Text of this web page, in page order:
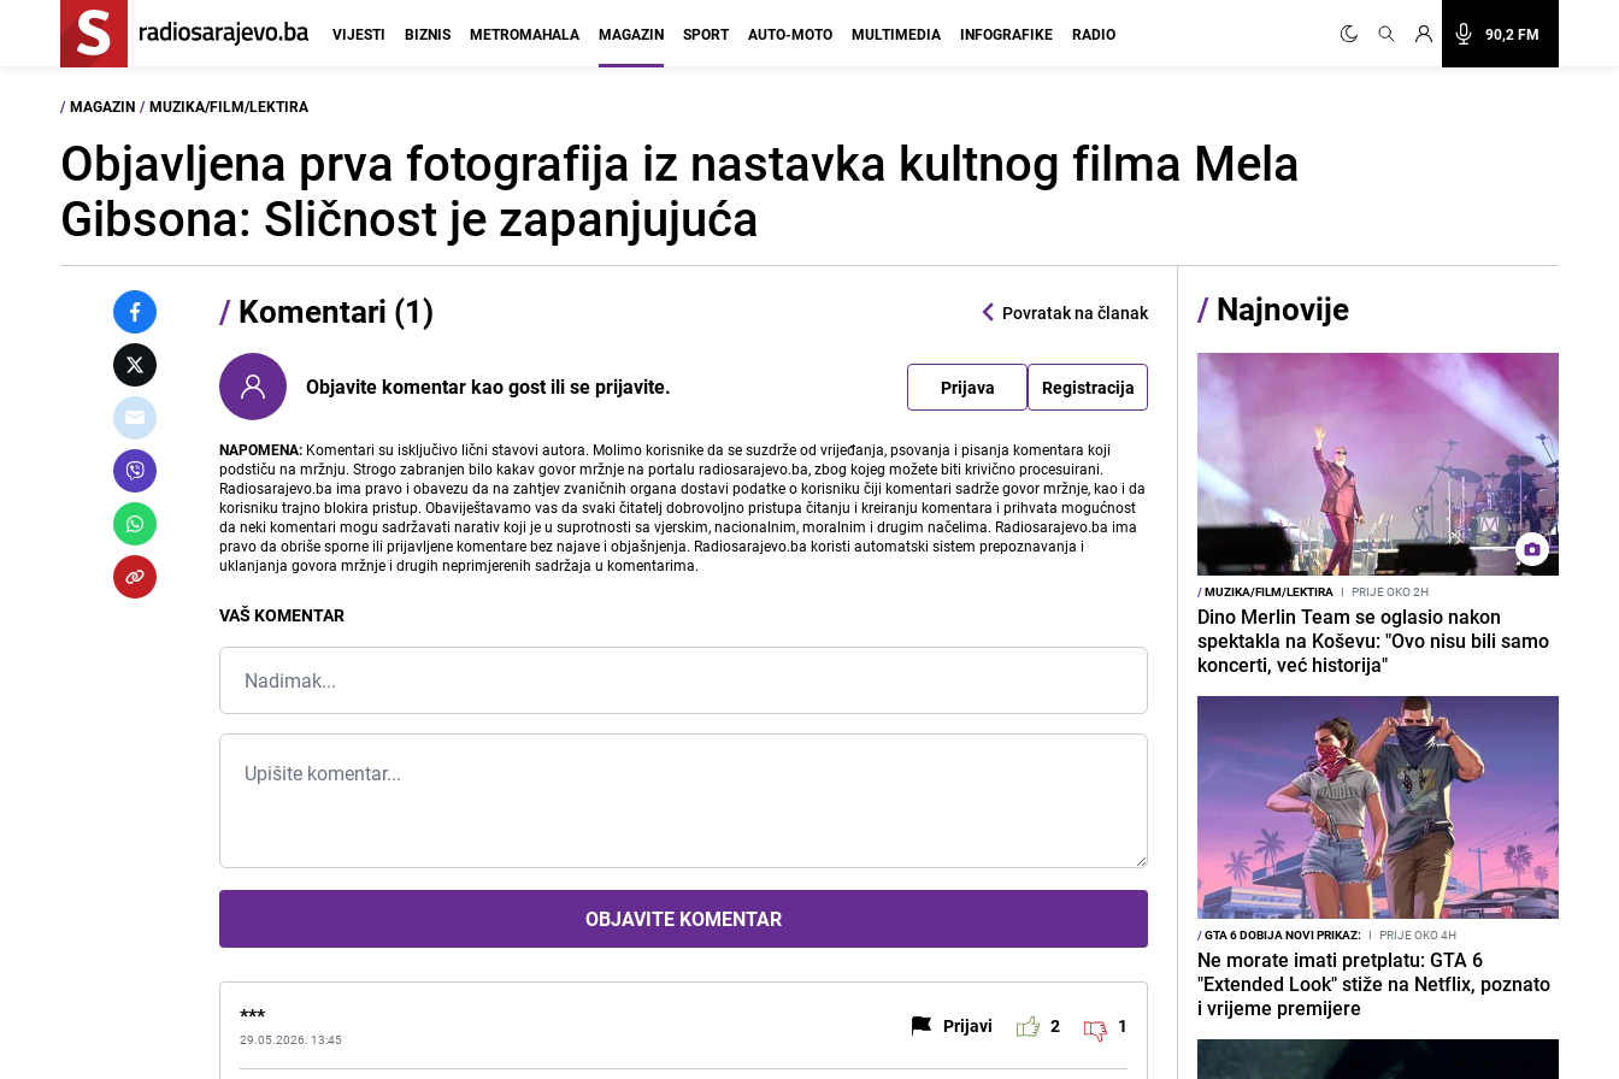
90,2 FM
VIJESTI BIZNIS METROMAHALA MAGAZIN SPORT AUTO-MOTO MULTIMEDIA INFOGRAFIKE RADIO
/ MAGAZIN / MUZIKA/FILM/LEKTIRA
Objavljena prva fotografija iz nastavka kultnog filma Mela
Gibsona: Sličnost je zapanjujuća
/ Komentari (1) Povratak na članak
Objavite komentar kao gost ili se prijavite. Prijava Registracija
NAPOMENA: Komentari su isključivo lični stavovi autora. Molimo korisnike da se suzdrže od vrijeđanja, psovanja i pisanja komentara koji
podstiču na mržnju. Strogo zabranjen bilo kakav govor mržnje na portalu radiosarajevo.ba, zbog kojeg možete biti krivično procesuirani.
Radiosarajevo.ba ima pravo i obavezu da na zahtjev zvaničnih organa dostavi podatke o korisniku čiji komentari sadrže govor mržnje, kao i da
korisniku trajno blokira pristup. Obaviještavamo vas da svaki čitatelj dobrovoljno pristupa čitanju i kreiranju komentara i prihvata mogućnost
da neki komentari mogu sadržavati narativ koji je u suprotnosti sa vjerskim, nacionalnim, moralnim i drugim načelima. Radiosarajevo.ba ima
pravo da obriše sporne ili prijavljene komentare bez najave i objašnjenja. Radiosarajevo.ba koristi automatski sistem prepoznavanja i
uklanjanja govora mržnje i drugih neprimjerenih sadržaja u komentarima.
VAŠ KOMENTAR
OBJAVITE KOMENTAR
***
29.05.2026. 13:45
Prijavi 2 1
/ Najnovije
/MUZIKA/FILM/LEKTIRA I PRIJE OKO 2H
Dino Merlin Team se oglasio nakon
spektakla na Koševu: "Ovo nisu bili samo
koncerti, već historija"
/GTA 6 DOBIJA NOVI PRIKAZ: I PRIJE OKO 4H
Ne morate imati pretplatu: GTA 6
"Extended Look" stiže na Netflix, poznato
i vrijeme premijere